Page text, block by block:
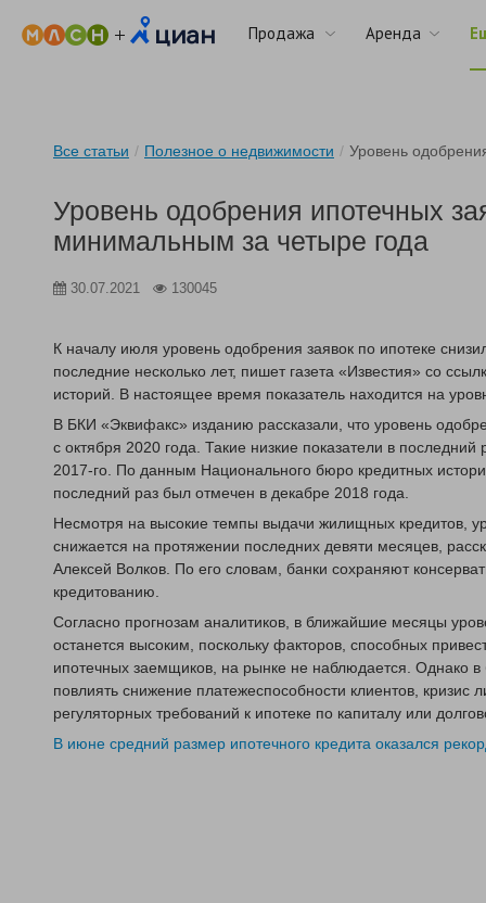
Продажа Аренда
Все статьи / Полезное о недвижимости / Уровень
Уровень одобрения ипотечных
минимальным за четыре года
30.07.2021 130045
К началу июля уровень одобрения заявок по ипотеке
последние несколько лет, пишет газета «Известия» со
историй. В настоящее время показатель находится на
В БКИ «Эквифакс» изданию рассказали, что уровень
с октября 2020 года. Такие низкие показатели в
2017-го. По данным Национального бюро кредитных
последний раз был отмечен в декабре 2018 года.
Несмотря на высокие темпы выдачи жилищных кредитов,
снижается на протяжении последних девяти месяцев,
Алексей Волков. По его словам, банки сохраняют
кредитованию.
Согласно прогнозам аналитиков, в ближайшие месяцы
останется высоким, поскольку факторов, способных
ипотечных заемщиков, на рынке не наблюдается. Однако
повлиять снижение платежеспособности клиентов, кризис
регуляторных требований к ипотеке по капиталу или
В июне средний размер ипотечного кредита оказался